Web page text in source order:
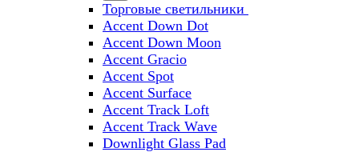
Торговые светильники
Accent Down Dot
Accent Down Moon
Accent Gracio
Accent Spot
Accent Surface
Accent Track Loft
Accent Track Wave
Downlight Glass Pad